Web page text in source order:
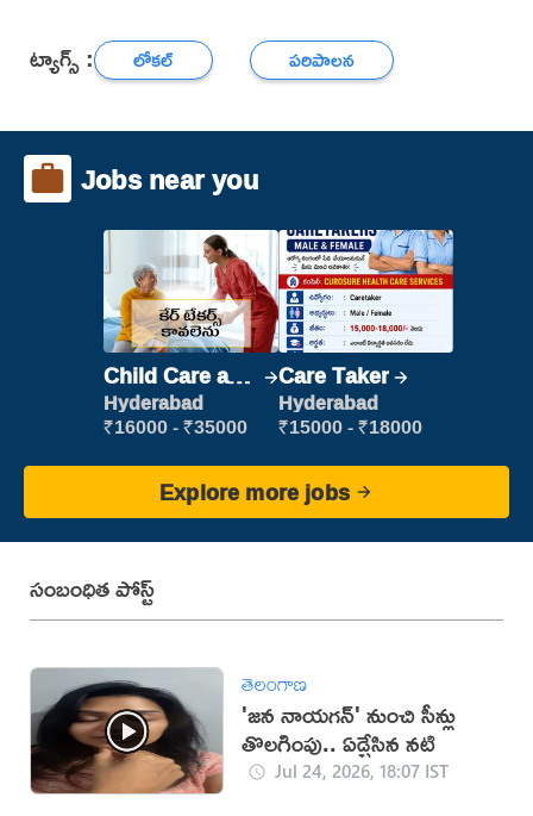
ట్యాగ్స్ : లోకల్ పరిపాలన
Jobs near you
Child Care and
Patient care
Hyderabad
₹16000 - ₹35000
Care Taker
Hyderabad
₹15000 - ₹18000
Explore more jobs
సంబంధిత పోస్ట్
తెలంగాణ
'జన నాయగన్' నుంచి సీన్లు
తొలగింపు.. ఏడ్చేసిన నటి
Jul 24, 2026, 18:07 IST